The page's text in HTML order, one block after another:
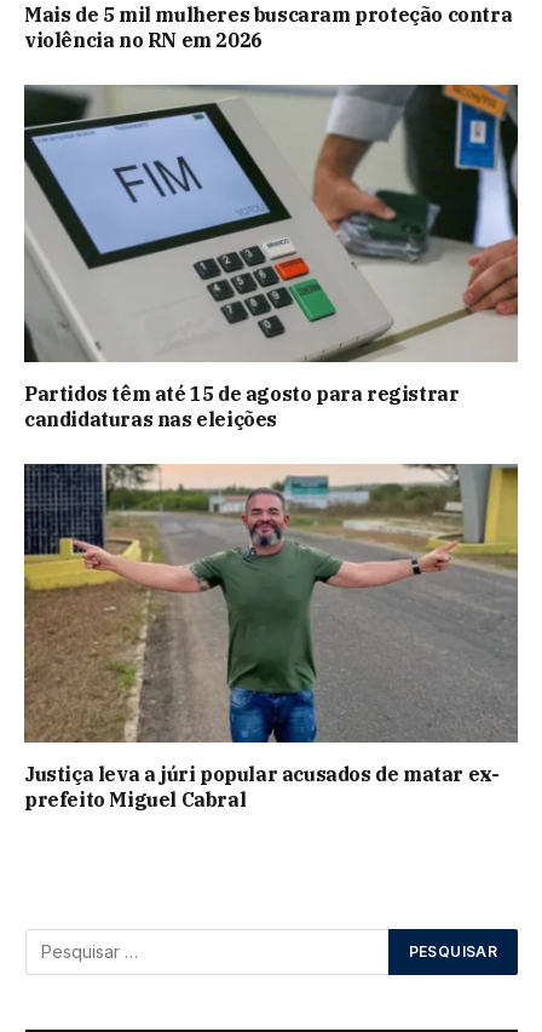
Mais de 5 mil mulheres buscaram proteção contra
violência no RN em 2026
Partidos têm até 15 de agosto para registrar
candidaturas nas eleições
Justiça leva a júri popular acusados de matar ex-
prefeito Miguel Cabral